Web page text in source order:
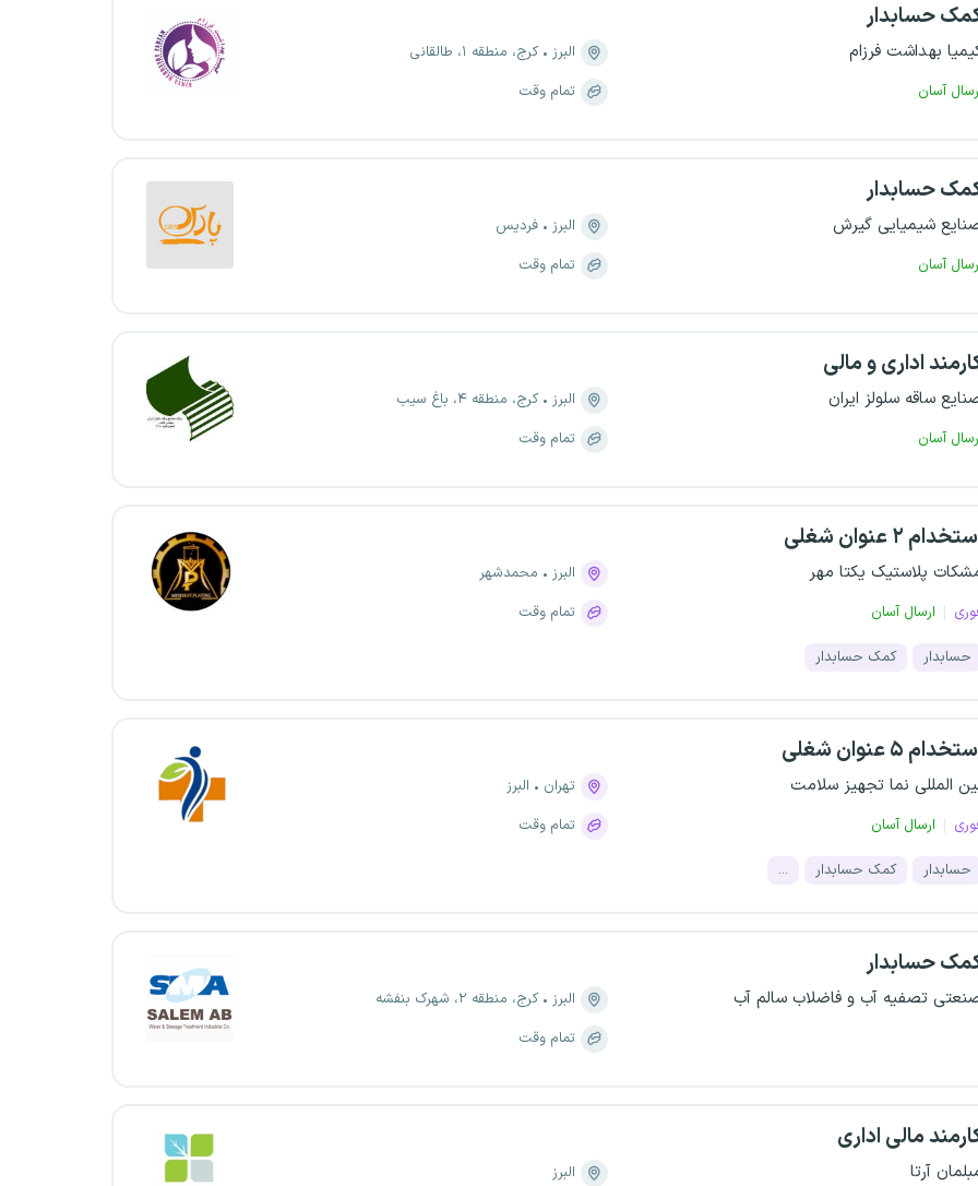
حسابدار
بهداشت فرزام
آسان
البرز
کرج، منطقه ۱، طالقانی
تمام وقت
حسابدار
شیمیایی گیرش
آسان
البرز
فردیس
تمام وقت
اداری و مالی
ساقه سلولز ایران
آسان
البرز
کرج، منطقه ۴، باغ سیب
تمام وقت
۲ عنوان شغلی
پلاستیک یکتا مهر
ارسال آسان
البرز
محمدشهر
تمام وقت
حسابدار کمک حسابدار
۵ عنوان شغلی
المللی نما تجهیز سلامت
ارسال آسان
تهران
البرز
تمام وقت
حسابدار کمک حسابدار ...
حسابدار
تصفیه آب و فاضلاب سالم آب البرز
کرج، منطقه ۲، شهرک بنفشه
تمام وقت
مالی اداری
آرتا
البرز